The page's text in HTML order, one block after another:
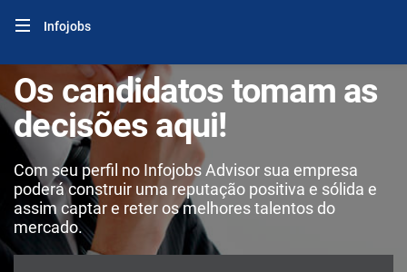
Infojobs
Os candidatos tomam as
decisões aqui!
Com seu perfil no Infojobs Advisor sua empresa
poderá construir uma reputação positiva e sólida e
assim captar e reter os melhores talentos do
mercado.